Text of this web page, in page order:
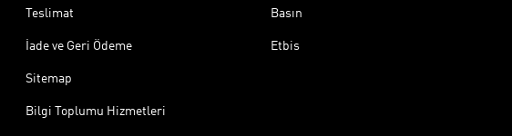
Teslimat
İade ve Geri Ödeme
Sitemap
Bilgi Toplumu Hizmetleri
Basın
Etbis